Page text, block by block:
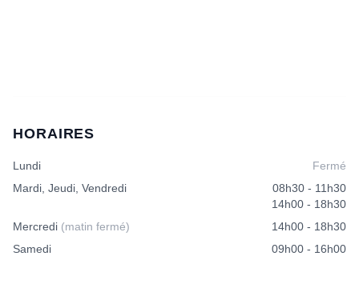
HORAIRES
Lundi
Fermé
Mardi, Jeudi, Vendredi
08h30 - 11h30
14h00 - 18h30
Mercredi (matin fermé)
14h00 - 18h30
Samedi
09h00 - 16h00